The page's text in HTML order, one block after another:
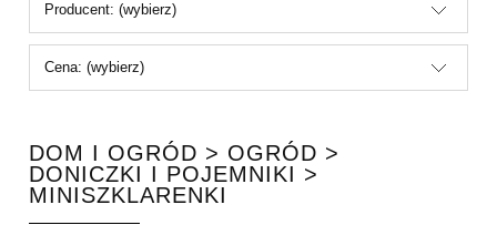
Producent: (wybierz)
Cena: (wybierz)
DOM I OGRÓD > OGRÓD >
DONICZKI I POJEMNIKI >
MINISZKLARENKI